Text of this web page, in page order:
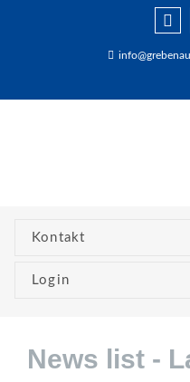
Kontakt
Login
News list -